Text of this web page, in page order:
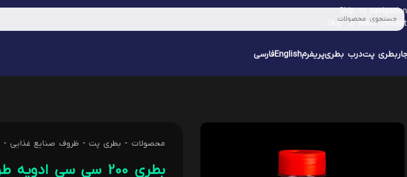
Skip to navigation
Skip to main content
بطری پتدرب بطریپریفرمEnglishفارسی
محصولات - بطری پت- ظروف صنایع غذایی-
بطری 200 سی سی ادویه طرح استابیلو